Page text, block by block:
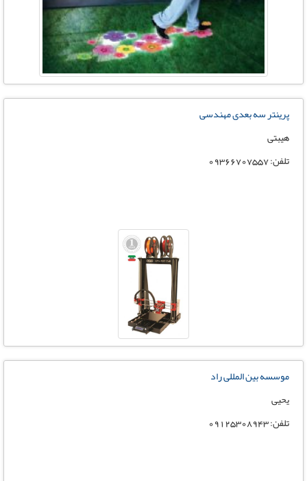
پرینتر سه بعدی مهندسی
هیبتی
تلفن: 09366707557
موسسه بین المللی راد
یحیی
تلفن: 09125308943